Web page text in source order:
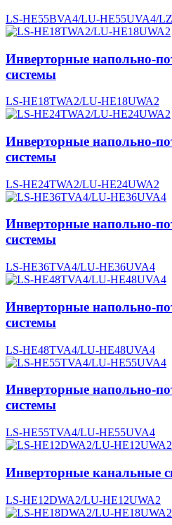
LS-HE55BVA4/LU-HE55UVA4/
Инверторные напольно-
системы
LS-HE18TWA2/LU-HE18UWA2
Инверторные напольно-
системы
LS-HE24TWA2/LU-HE24UWA2
Инверторные напольно-
системы
LS-HE36TVA4/LU-HE36UVA4
Инверторные напольно-
системы
LS-HE48TVA4/LU-HE48UVA4
Инверторные напольно-
системы
LS-HE55TVA4/LU-HE55UVA4
Инверторные канальные
LS-HE12DWA2/LU-HE12UWA2